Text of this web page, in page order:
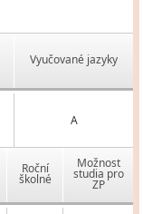
Vyučované jazyky
A
Roční
školné
Možnost
studia pro
ZP